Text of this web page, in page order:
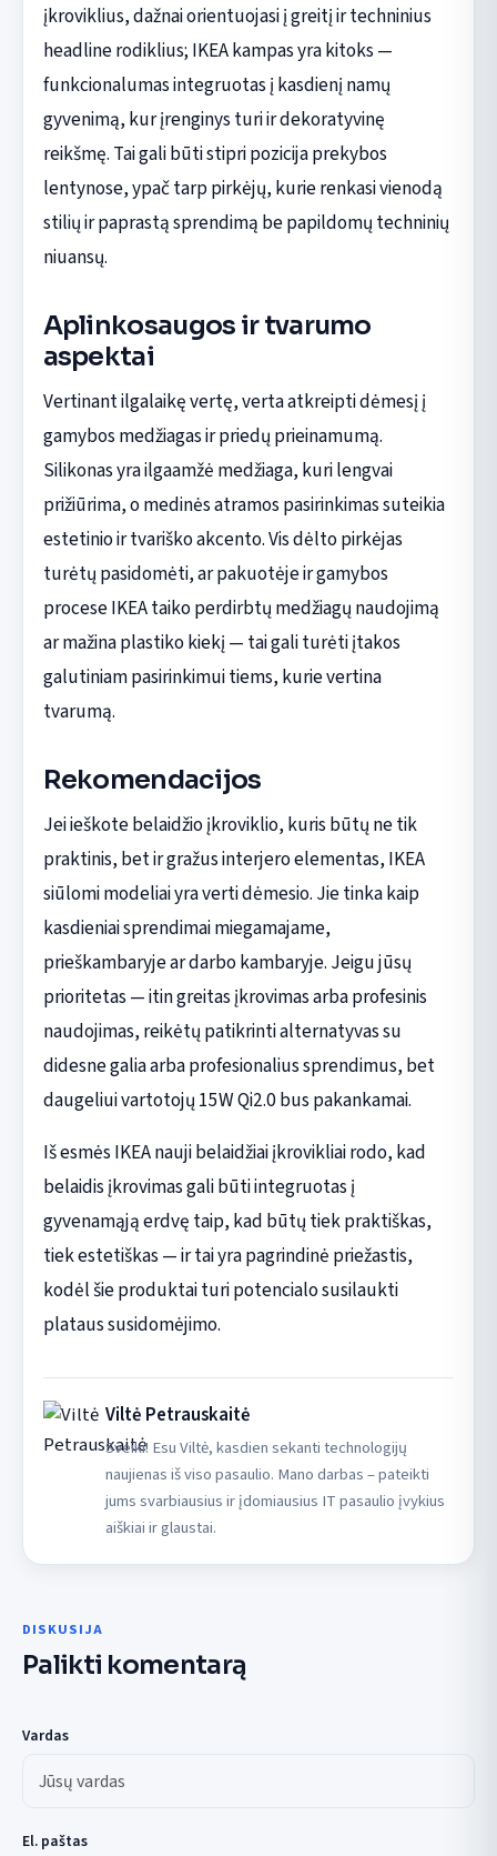
įkroviklius, dažnai orientuojasi į greitį ir techninius
headline rodiklius; IKEA kampas yra kitoks —
funkcionalumas integruotas į kasdienį namų
gyvenimą, kur įrenginys turi ir dekoratyvinę
reikšmę. Tai gali būti stipri pozicija prekybos
lentynose, ypač tarp pirkėjų, kurie renkasi vienodą
stilių ir paprastą sprendimą be papildomų techninių
niuansų.
Aplinkosaugos ir tvarumo
aspektai
Vertinant ilgalaikę vertę, verta atkreipti dėmesį į
gamybos medžiagas ir priedų prieinamumą.
Silikonas yra ilgaamžė medžiaga, kuri lengvai
prižiūrima, o medinės atramos pasirinkimas suteikia
estetinio ir tvariško akcento. Vis dėlto pirkėjas
turėtų pasidomėti, ar pakuotėje ir gamybos
procese IKEA taiko perdirbtų medžiagų naudojimą
ar mažina plastiko kiekį — tai gali turėti įtakos
galutiniam pasirinkimui tiems, kurie vertina
tvarumą.
Rekomendacijos
Jei ieškote belaidžio įkroviklio, kuris būtų ne tik
praktinis, bet ir gražus interjero elementas, IKEA
siūlomi modeliai yra verti dėmesio. Jie tinka kaip
kasdieniai sprendimai miegamajame,
prieškambaryje ar darbo kambaryje. Jeigu jūsų
prioritetas — itin greitas įkrovimas arba profesinis
naudojimas, reikėtų patikrinti alternatyvas su
didesne galia arba profesionalius sprendimus, bet
daugeliui vartotojų 15W Qi2.0 bus pakankamai.
Iš esmės IKEA nauji belaidžiai įkrovikliai rodo, kad
belaidis įkrovimas gali būti integruotas į
gyvenamąją erdvę taip, kad būtų tiek praktiškas,
tiek estetiškas — ir tai yra pagrindinė priežastis,
kodėl šie produktai turi potencialo susilaukti
plataus susidomėjimo.
Viltė Petrauskaitė
Sveiki! Esu Viltė, kasdien sekanti technologijų
naujienas iš viso pasaulio. Mano darbas – pateikti
jums svarbiausius ir įdomiausius IT pasaulio įvykius
aiškiai ir glaustai.
DISKUSIJA
Palikti komentarą
Vardas
El. paštas